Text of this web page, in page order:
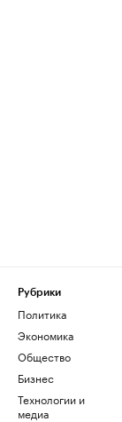
Рубрики
Политика
Экономика
Общество
Бизнес
Технологии и
медиа